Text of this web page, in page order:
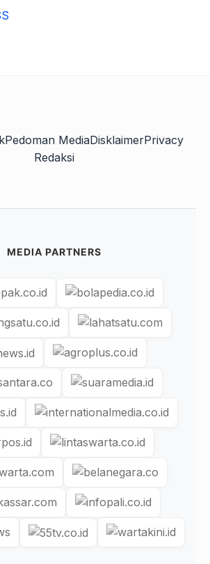
Pedoman MediaDisklaimerPrivacy
Redaksi
MEDIA PARTNERS